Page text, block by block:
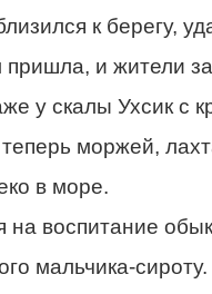
к берегу,
пришла, и жители
у скалы Ухсик с
моржей,
в море.
воспитание
мальчика-